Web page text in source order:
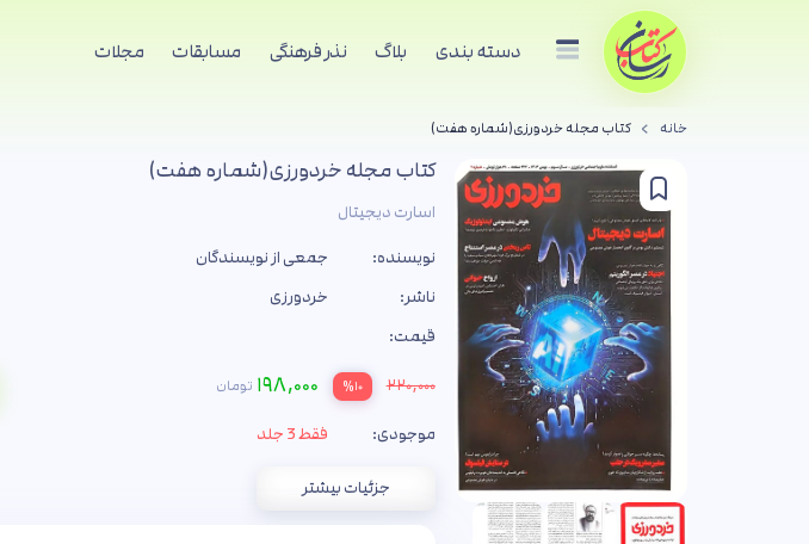
دسته بندی بلاگ نذر فرهنگی مسابقات مجلات
خانه کتاب مجله خردورزی(شماره هفت)
کتاب مجله خردورزی(شماره هفت)
اسارت دیجیتال
نویسنده:
جمعی از نویسندگان
ناشر:
خردورزی
قیمت:
۲۲۰,۰۰۰ %۱۰ ۱۹۸,۰۰۰ تومان
موجودی: فقط 3 جلد
جزئیات بیشتر